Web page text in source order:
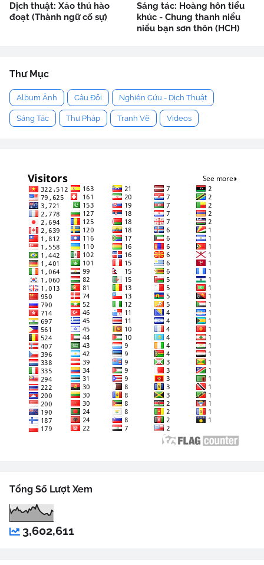
Dịch thuật: Xảo thủ hào
đoạt (Thành ngữ cố sự)
Sáng tác: Hoàng hôn tiểu
khúc - Chung thanh niểu
niểu bạn sơn thôn (HCH)
Thư Mục
Album Ảnh Câu Đối Nghiên Cứu - Dịch Thuật
Sáng Tác Thư Pháp Tranh Vẽ Videos
Tổng Số Lượt Xem
3,602,611